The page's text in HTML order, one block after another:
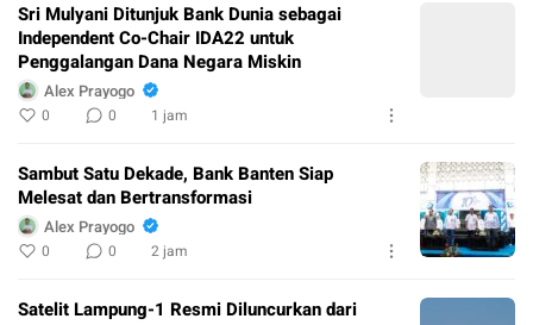
Sri Mulyani Ditunjuk Bank Dunia sebagai
Independent Co-Chair IDA22 untuk
Penggalangan Dana Negara Miskin
Alex Prayogo
0 0 1 jam
Sambut Satu Dekade, Bank Banten Siap
Melesat dan Bertransformasi
Alex Prayogo
0 0 2 jam
Satelit Lampung-1 Resmi Diluncurkan dari